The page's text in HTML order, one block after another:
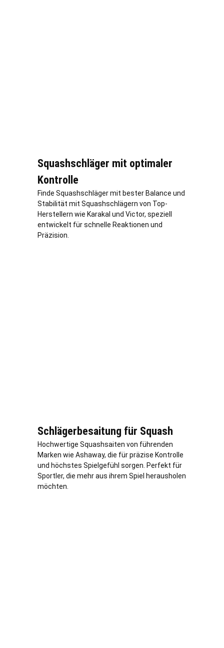
Squashschläger mit optimaler
Kontrolle
Finde Squashschläger mit bester Balance und
Stabilität mit Squashschlägern von Top-
Herstellern wie Karakal und Victor, speziell
entwickelt für schnelle Reaktionen und
Präzision.
Schlägerbesaitung für Squash
Hochwertige Squashsaiten von führenden
Marken wie Ashaway, die für präzise Kontrolle
und höchstes Spielgefühl sorgen. Perfekt für
Sportler, die mehr aus ihrem Spiel herausholen
möchten.